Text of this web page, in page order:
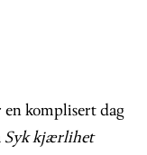
komplisert dag
Syk kjærlihet